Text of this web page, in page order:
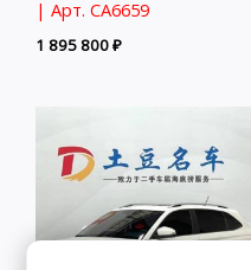
| Арт. CA6659
1 895 800₽